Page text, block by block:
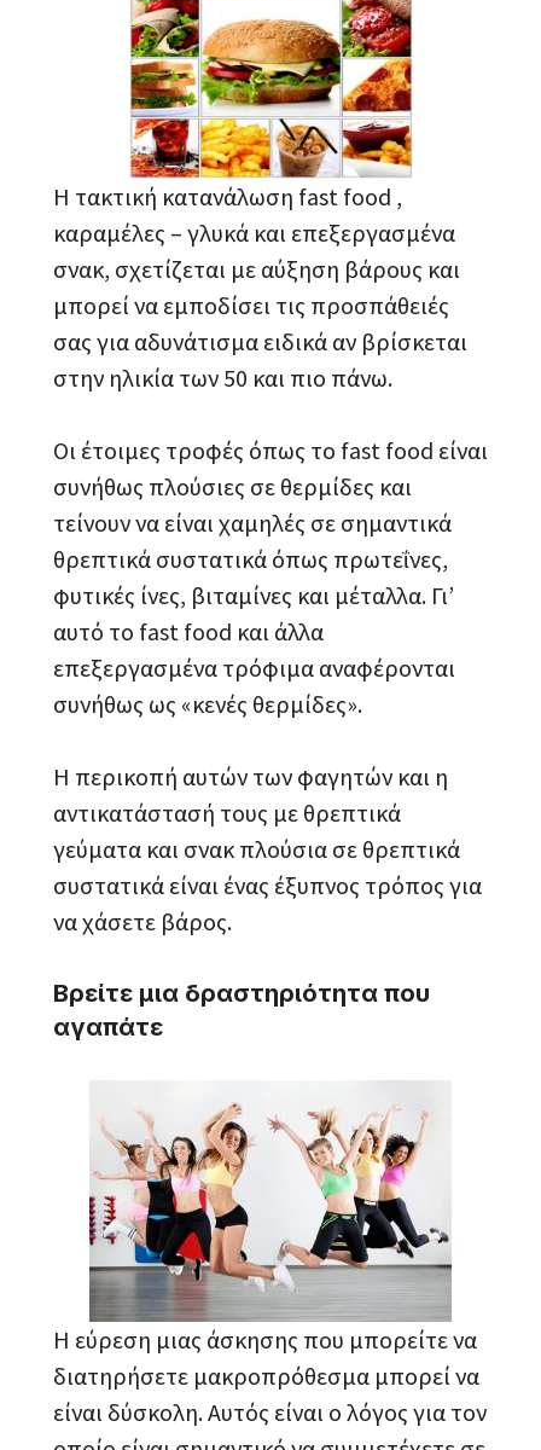
Η τακτική κατανάλωση fast food ,
καραμέλες – γλυκά και επεξεργασμένα
σνακ, σχετίζεται με αύξηση βάρους και
μπορεί να εμποδίσει τις προσπάθειές
σας για αδυνάτισμα ειδικά αν βρίσκεται
στην ηλικία των 50 και πιο πάνω.
Οι έτοιμες τροφές όπως το fast food είναι
συνήθως πλούσιες σε θερμίδες και
τείνουν να είναι χαμηλές σε σημαντικά
θρεπτικά συστατικά όπως πρωτεΐνες,
φυτικές ίνες, βιταμίνες και μέταλλα. Γι’
αυτό το fast food και άλλα
επεξεργασμένα τρόφιμα αναφέρονται
συνήθως ως «κενές θερμίδες».
Η περικοπή αυτών των φαγητών και η
αντικατάστασή τους με θρεπτικά
γεύματα και σνακ πλούσια σε θρεπτικά
συστατικά είναι ένας έξυπνος τρόπος για
να χάσετε βάρος.
Βρείτε μια δραστηριότητα που
αγαπάτε
Η εύρεση μιας άσκησης που μπορείτε να
διατηρήσετε μακροπρόθεσμα μπορεί να
είναι δύσκολη. Αυτός είναι ο λόγος για τον